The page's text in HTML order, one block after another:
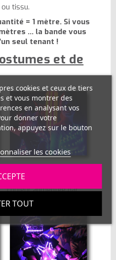
tissu.
= 1 mètre. Si vous
... la bande vous
seul tenant !
et de
avec une bande led mono
couleur alimentée par
piles
cookies et ceux de tiers
et vous montrer des
en analysant vos
donner votre
appuyez sur le bouton
les cookies
TOUT